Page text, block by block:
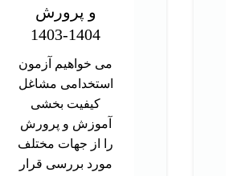
و پرورش
1404-1403
می خواهیم آزمون
استخدامی مشاغل
کیفیت بخشی
آموزش و پرورش
را از جهات مختلف
مورد بررسی قرار